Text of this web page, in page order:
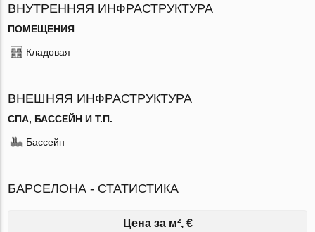
ВНУТРЕННЯЯ ИНФРАСТРУКТУРА
ПОМЕЩЕНИЯ
Кладовая
ВНЕШНЯЯ ИНФРАСТРУКТУРА
СПА, БАССЕЙН И Т.П.
Бассейн
БАРСЕЛОНА - СТАТИСТИКА
Цена за м², €